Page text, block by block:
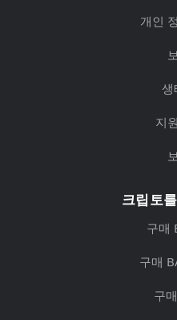
개인
생
지
크립토
구매
구매
구